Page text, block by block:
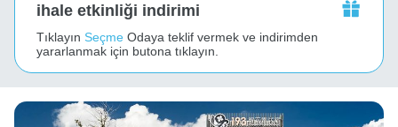
ihale etkinliği indirimi
Tıklayın Seçme Odaya teklif vermek ve indirimden
yararlanmak için butona tıklayın.